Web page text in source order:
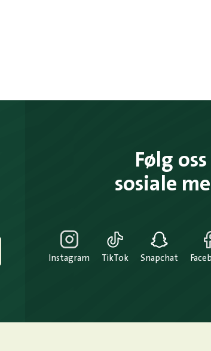
Følg
sosiale
Instagram TikTok Snapchat